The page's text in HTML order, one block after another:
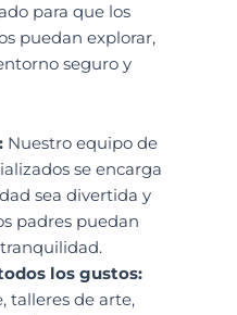
para que los
puedan explorar,
seguro y
Nuestro equipo de
se encarga
sea divertida y
padres puedan
los gustos:
talleres de arte,